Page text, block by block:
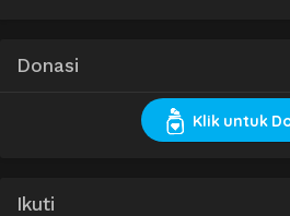
Donasi
Klik untuk
Ikuti